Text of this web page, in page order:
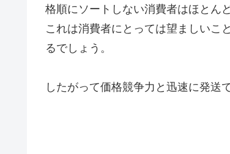
格順にソートしない消費者はほとん
これは消費者にとっては望ましいこ
るでしょう。
したがって価格競争力と迅速に発送